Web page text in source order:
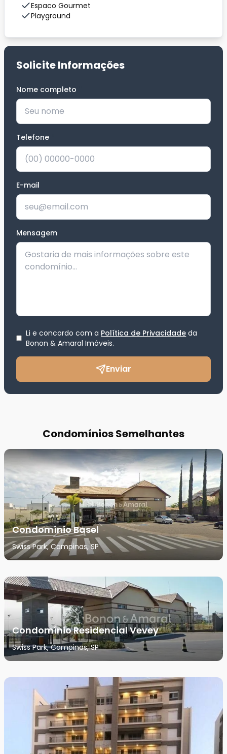
Espaco Gourmet
Playground
Solicite Informações
Nome completo
Telefone
E-mail
Mensagem
Li e concordo com a Política de Privacidade da
Bonon & Amaral Imóveis.
Enviar
Condomínios Semelhantes
Condomínio Basel
Swiss Park, Campinas, SP
Condomínio Residencial Vevey
Swiss Park, Campinas, SP